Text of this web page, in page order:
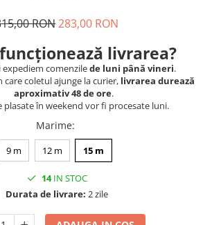
RON283,00 RON
livrarea?
expediem comenzilede luni până vineri.
coletul ajunge la curier, livrarea durează
aproximativ 48 de ore.
plasate în weekend vor fi procesate luni.
Marime:
9 m 12 m 15 m
14IN STOC
Durata de livrare: 2 zile